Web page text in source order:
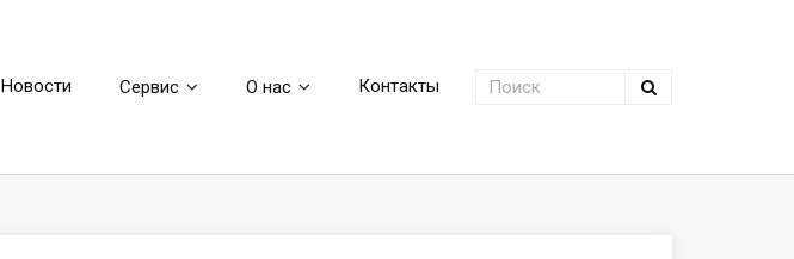
Новости Сервис О нас Контакты